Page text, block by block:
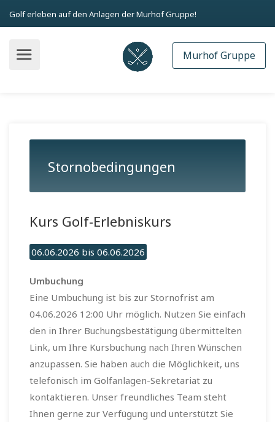
Golf erleben auf den Anlagen der Murhof Gruppe!
Murhof Gruppe
Stornobedingungen
Kurs Golf-Erlebniskurs
06.06.2026 bis 06.06.2026
Umbuchung
Eine Umbuchung ist bis zur Stornofrist am
04.06.2026 12:00 Uhr möglich. Nutzen Sie einfach
den in Ihrer Buchungsbestätigung übermittelten
Link, um Ihre Kursbuchung nach Ihren Wünschen
anzupassen. Sie haben auch die Möglichkeit, uns
telefonisch im Golfanlagen-Sekretariat zu
kontaktieren. Unser freundliches Team steht
Ihnen gerne zur Verfügung und unterstützt Sie